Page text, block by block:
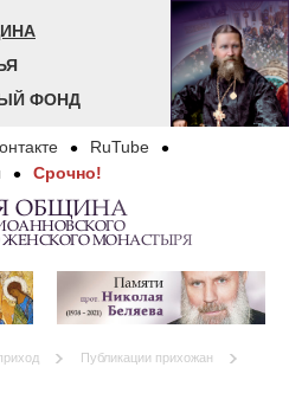
ФОНД
RuTube
Срочно!
ОБЩИНА
ЖЕНСКОГО МОНАСТЫРЯ
Публикации прихожан